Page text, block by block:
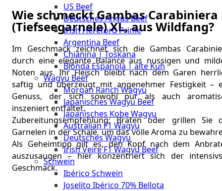
Club
Stuttgart
US Beef
Deutsches Angus Beef
Irish Hereford Prime
Argentina Beef
Chianina | Toskana
Blonda Espanola | alte Kuh
Wagyu Beef
Morgan Ranch Wagyu
Japanisches Wagyu Beef
Japanisches Kobe Wagyu
Australian F1 Wagyu
Deutsches Wagyu
Irish Veire F1 Wagyu Beef
Schwein
Ibérico Schwein
Joselito Ibérico 70% Bellota
Wie schmeckt Gambas Carabiniera
(Tiefseegarnele) XL, aus Wildfang?
Im Geschmack zeichnet sich die Gambas
durch eine elegante Balance aus nussigen und
Noten aus. Ihr Fleisch bleibt nach dem Garen
saftig und überzeugt mit angenehmer Festigkeit –
Genuss, der sich sowohl pur als auch
inszeniert entfaltet.
Zubereitungsempfehlung: Braten oder grillen Sie
Garnelen in der Schale, um das volle Aroma zu
Als Geheimtipp gilt es, den Kopf nach dem
auszusaugen – hier konzentriert sich der
Geschmack.